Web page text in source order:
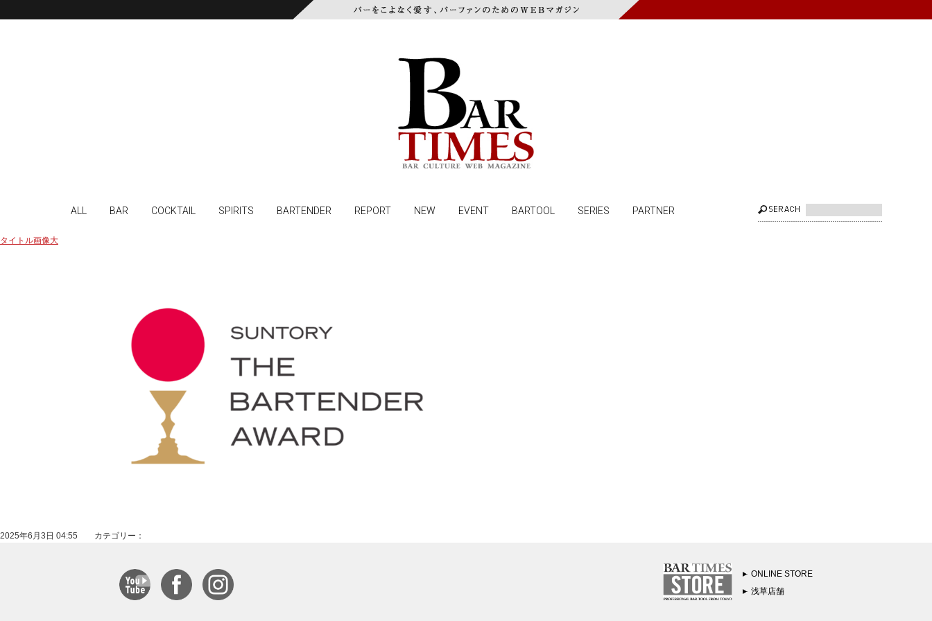
ALL BAR COCKTAIL SPIRITS BARTENDER REPORT NEW EVENT BARTOOL SERIES PARTNER
タイトル画像大
2025年6月3日 04:55 カテゴリー：
ONLINE STORE
浅草店舗